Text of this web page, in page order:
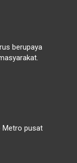
berupaya
Metro pusat